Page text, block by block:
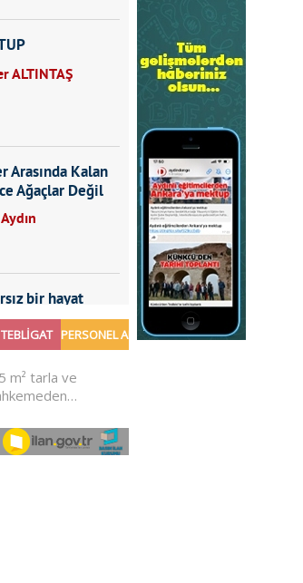
ALTINTAŞ
Arasında Kalan
Ağaçlar Değil
bir hayat
SARICA
NELER